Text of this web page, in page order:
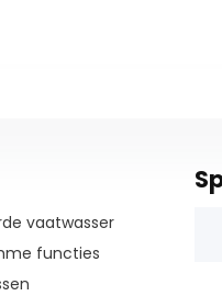
vaatwasser
functies